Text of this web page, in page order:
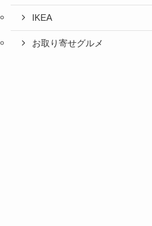
IKEA
お取り寄せグルメ